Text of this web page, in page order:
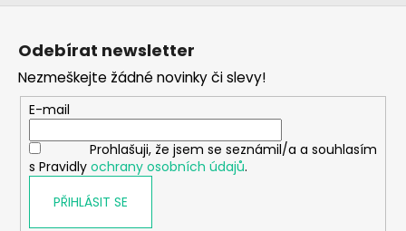
Z
Odebírat newsletter
Nezmeškejte žádné novinky či slevy!
E-mail
Prohlašuji, že jsem se seznámil/a a souhlasím
s Pravidly ochrany osobních údajů.
PŘIHLÁSIT SE